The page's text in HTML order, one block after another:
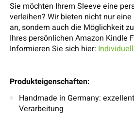
Sie möchten Ihrem Sleeve eine
verleihen? Wir bieten nicht nur
an, sondern auch die Möglichkeit
Ihres persönlichen Amazon Kindle
Informieren Sie sich hier:
Produkteigenschaften:
Handmade in Germany:
Verarbeitung